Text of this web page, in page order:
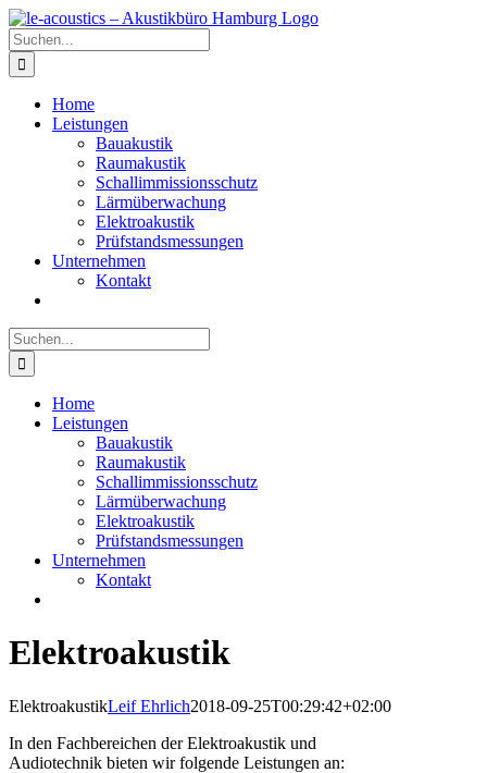
Zum
Inhalt
springen
Suche
nach:
Home
Leistungen
Bauakustik
Raumakustik
Schallimmissionsschutz
Lärmüberwachung
Elektroakustik
Prüfstandsmessungen
Unternehmen
Kontakt
Suche
nach:
Home
Leistungen
Bauakustik
Raumakustik
Schallimmissionsschutz
Lärmüberwachung
Elektroakustik
Prüfstandsmessungen
Unternehmen
Kontakt
Elektroakustik
ElektroakustikLeif Ehrlich2018-09-25T00:29:42+02:00
In den Fachbereichen der Elektroakustik und
Audiotechnik bieten wir folgende Leistungen an: